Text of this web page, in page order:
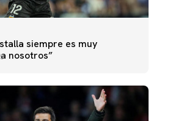
siempre es muy
nosotros”